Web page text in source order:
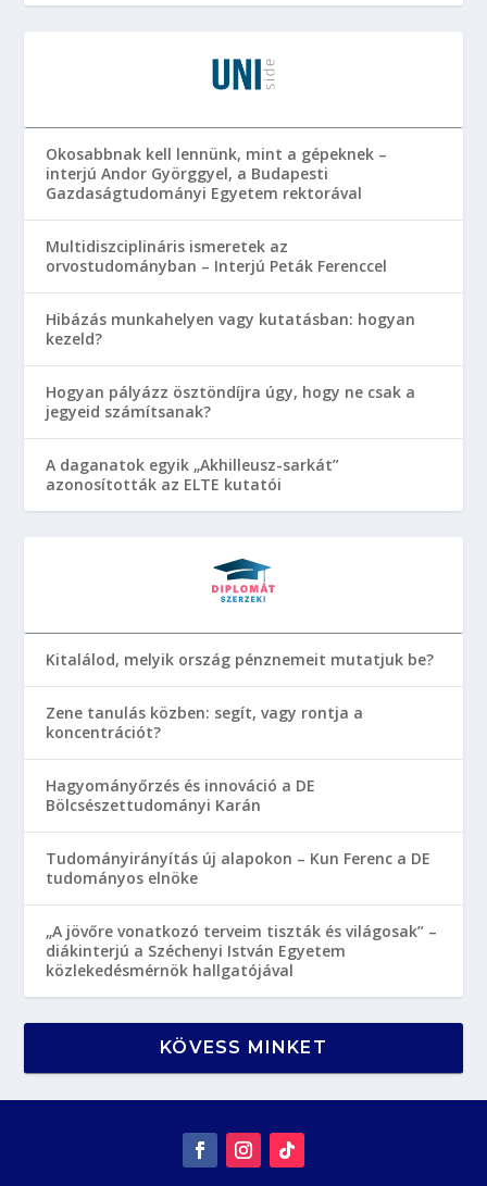
Okosabbnak kell lennünk, mint a gépeknek –
interjú Andor Györggyel, a Budapesti
Gazdaságtudományi Egyetem rektorával
Multidiszciplináris ismeretek az
orvostudományban – Interjú Peták Ferenccel
Hibázás munkahelyen vagy kutatásban: hogyan
kezeld?
Hogyan pályázz ösztöndíjra úgy, hogy ne csak a
jegyeid számítsanak?
A daganatok egyik „Akhilleusz-sarkát”
azonosították az ELTE kutatói
Kitalálod, melyik ország pénznemeit mutatjuk be?
Zene tanulás közben: segít, vagy rontja a
koncentrációt?
Hagyományőrzés és innováció a DE
Bölcsészettudományi Karán
Tudományirányítás új alapokon – Kun Ferenc a DE
tudományos elnöke
„A jövőre vonatkozó terveim tiszták és világosak” –
diákinterjú a Széchenyi István Egyetem
közlekedésmérnök hallgatójával
KÖVESS MINKET